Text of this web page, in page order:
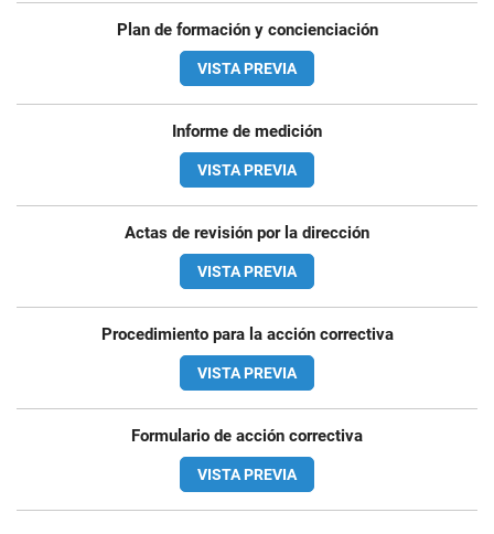
Plan de formación y concienciación
VISTA PREVIA
Informe de medición
VISTA PREVIA
Actas de revisión por la dirección
VISTA PREVIA
Procedimiento para la acción correctiva
VISTA PREVIA
Formulario de acción correctiva
VISTA PREVIA